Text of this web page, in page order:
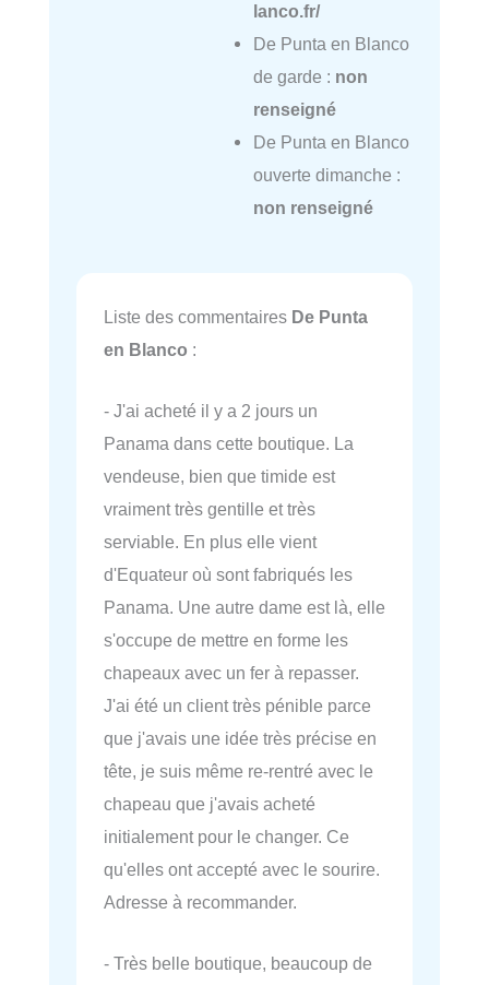
lanco.fr/
De Punta en Blanco
de garde : non
renseigné
De Punta en Blanco
ouverte dimanche :
non renseigné
Liste des commentaires De Punta
en Blanco :
- J'ai acheté il y a 2 jours un
Panama dans cette boutique. La
vendeuse, bien que timide est
vraiment très gentille et très
serviable. En plus elle vient
d'Equateur où sont fabriqués les
Panama. Une autre dame est là, elle
s'occupe de mettre en forme les
chapeaux avec un fer à repasser.
J'ai été un client très pénible parce
que j'avais une idée très précise en
tête, je suis même re-rentré avec le
chapeau que j'avais acheté
initialement pour le changer. Ce
qu'elles ont accepté avec le sourire.
Adresse à recommander.
- Très belle boutique, beaucoup de